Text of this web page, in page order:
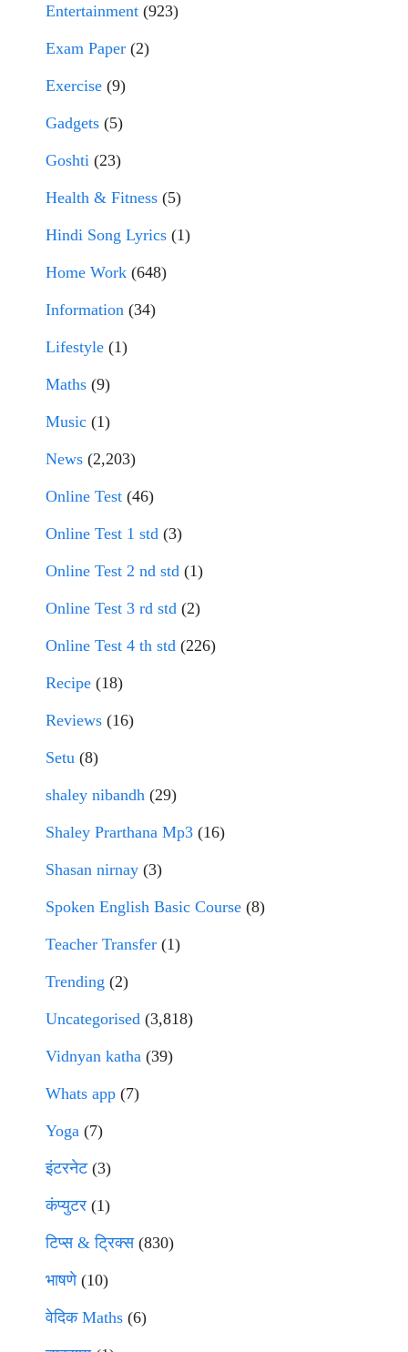
Entertainment (923)
Exam Paper (2)
Exercise (9)
Gadgets (5)
Goshti (23)
Health & Fitness (5)
Hindi Song Lyrics (1)
Home Work (648)
Information (34)
Lifestyle (1)
Maths (9)
Music (1)
News (2,203)
Online Test (46)
Online Test 1 std (3)
Online Test 2 nd std (1)
Online Test 3 rd std (2)
Online Test 4 th std (226)
Recipe (18)
Reviews (16)
Setu (8)
shaley nibandh (29)
Shaley Prarthana Mp3 (16)
Shasan nirnay (3)
Spoken English Basic Course (8)
Teacher Transfer (1)
Trending (2)
Uncategorised (3,818)
Vidnyan katha (39)
Whats app (7)
Yoga (7)
इंटरनेट(3)
कंप्युटर (1)
टिप्स & ट्रिक्स(830)
भाषणे(10)
वेदिक Maths (6)